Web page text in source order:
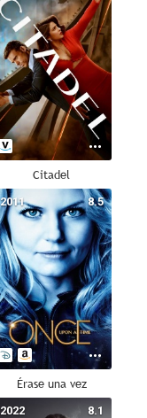
Citadel
8.5
2011
Érase una vez
8.1
2022